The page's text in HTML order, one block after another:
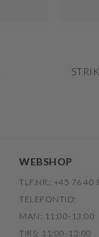
WEBSHOP
TLF.NR.: +45 76 40
TELEFONTID:
MAN: 11:00-13:00
TIRS: 11:00-13:00